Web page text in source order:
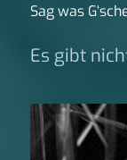
Sag was
Es gibt